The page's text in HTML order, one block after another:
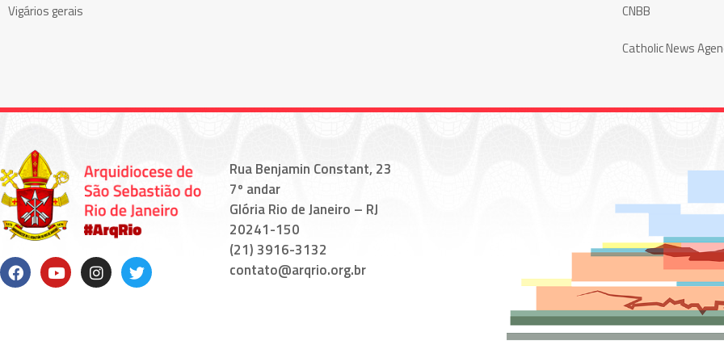
Vigários gerais
CNBB
Catholic News
Rua Benjamin Constant, 23
7º andar
Glória Rio de Janeiro – RJ
20241-150
(21) 3916-3132
contato@arqrio.org.br